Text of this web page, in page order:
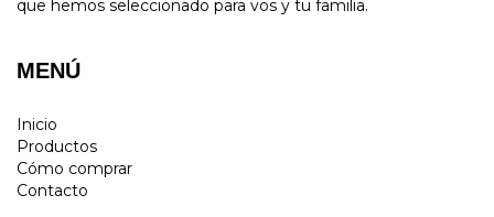
que hemos seleccionado para vos y tu familia.
MENÚ
Inicio
Productos
Cómo comprar
Contacto